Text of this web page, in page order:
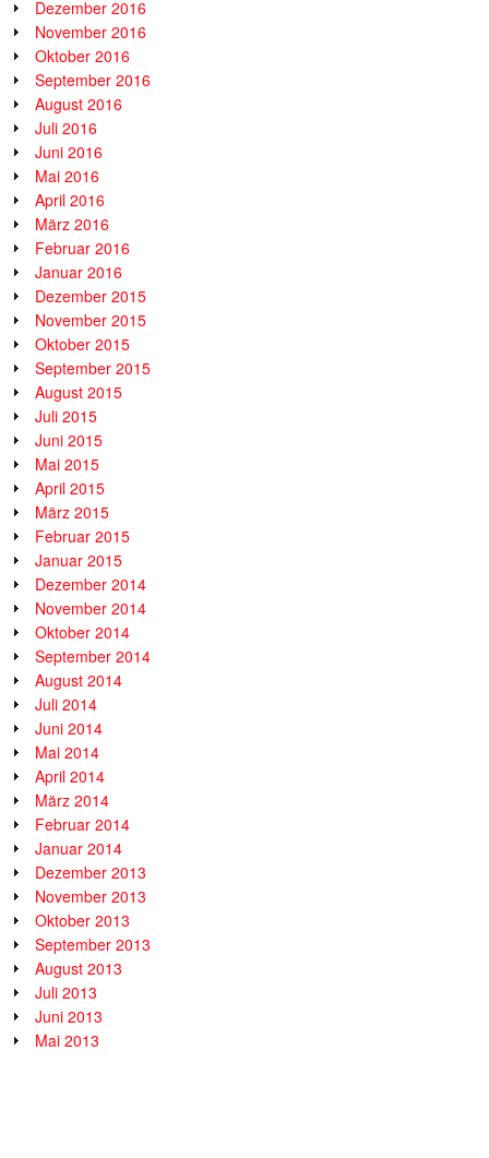
Dezember 2016
November 2016
Oktober 2016
September 2016
August 2016
Juli 2016
Juni 2016
Mai 2016
April 2016
März 2016
Februar 2016
Januar 2016
Dezember 2015
November 2015
Oktober 2015
September 2015
August 2015
Juli 2015
Juni 2015
Mai 2015
April 2015
März 2015
Februar 2015
Januar 2015
Dezember 2014
November 2014
Oktober 2014
September 2014
August 2014
Juli 2014
Juni 2014
Mai 2014
April 2014
März 2014
Februar 2014
Januar 2014
Dezember 2013
November 2013
Oktober 2013
September 2013
August 2013
Juli 2013
Juni 2013
Mai 2013